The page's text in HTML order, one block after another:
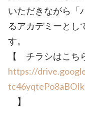
いただきながら「
るアカデミーとし
す。
【 チラシはこ
https://
】